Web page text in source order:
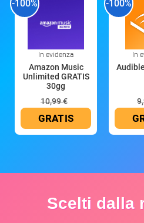
-100%
In evidenza
Amazon Music
Unlimited GRATIS
30gg
10,99 €
GRATIS
-100%
In
Scelti dalla